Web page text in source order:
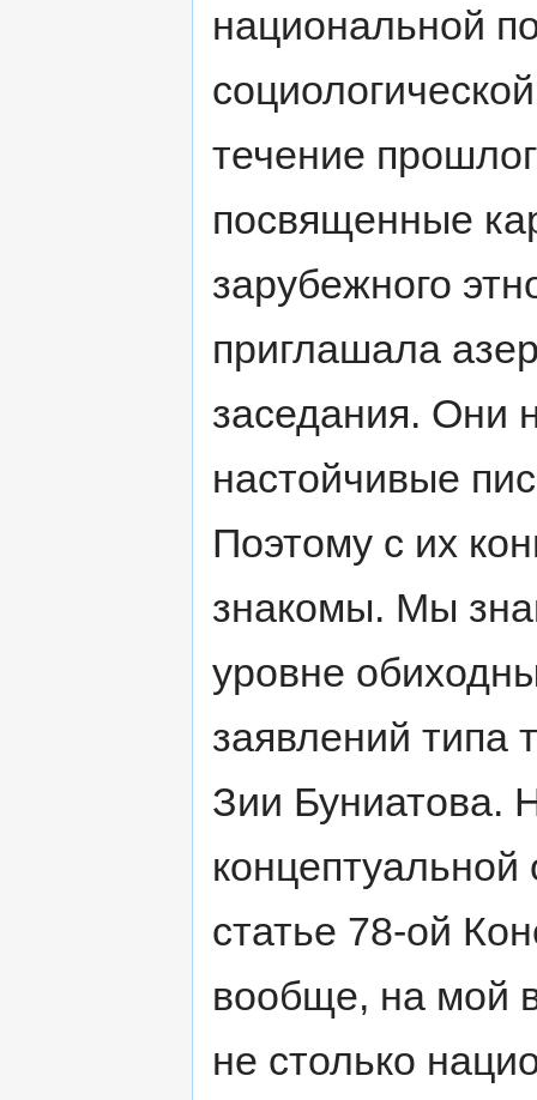
национальной
течение
посвященные
зарубежного
приглашала
заседания. Они
настойчивые
Поэтому с их
знакомы. Мы
уровне
заявлений типа
Зии Буниатова.
статье 78-ой
вообще, на мой
не столько